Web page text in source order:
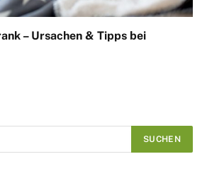
– Ursachen & Tipps bei